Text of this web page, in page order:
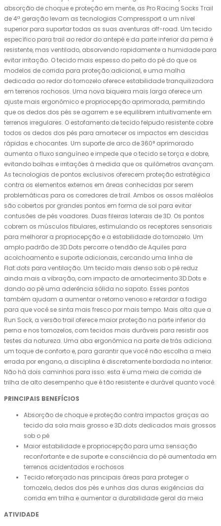
absorção de choque e proteção em mente, as Pro Racing Socks Trail
de 4ª geração levam as tecnologias Compressport a um nível
superior para suportar todas as suas aventuras off-road. Um tecido
específico para trail ao redor do antepé e da parte inferior da perna é
resistente, mas ventilado, absorvendo rapidamente a humidade para
evitar irritação. O tecido mais espesso do peito do pé do que os
modelos de corrida para proteção adicional, e uma malha
dedicada ao redor do tornozelo oferece estabilidade tranquilizadora
em terrenos rochosos. Uma nova biqueira mais larga oferece um
ajuste mais ergonômico e propriocepção aprimorada, permitindo
que os dedos dos pés se agarrem e se equilibrem intuitivamente em
terrenos irregulares. O estofamento de tecido felpudo resistente cobre
todos os dedos dos pés para amortecer os impactos em descidas
rápidas e chocantes. Um suporte de arco de 360° aprimorado
aumenta o fluxo sanguíneo e impede que o tecido se torça e dobre,
evitando bolhas e irritações à medida que os quilômetros avançam.
As tecnologias de pontos exclusivos oferecem proteção estratégica
contra os elementos externos em áreas conhecidas por serem
problemáticas para os corredores de trail. Ambos os ossos maléolos
são cobertos por grandes pontos em forma de sol para evitar
contusões de pés voadores. Duas fileiras laterais de 3D. Os pontos
cobrem os músculos fibulares, estimulando os receptores sensoriais
para melhorar a propriocepção e a estabilidade do tornozelo. Um
amplo padrão de 3D.Dots percorre o tendão de Aquiles para
acolchoamento e suporte adicionais, cercando uma linha de
Flat.dots para ventilação. Um tecido mais denso sob o pé reduz
ainda mais a vibração, com impacto de amortecimento 3D.Dots e
dando ao pé uma aderência sólida no sapato. Esses pontos
também ajudam a aumentar o retorno venoso e retardar a fadiga
para que você se sinta mais fresco por mais tempo. Mais alta que a
Run Sock, a versão trail oferece maior proteção na parte inferior da
perna e nos tornozelos, com tecidos mais duráveis ​​para resistir aos
testes da natureza. Uma aba ergonômica na parte de trás adiciona
um toque de conforto e, para garantir que você não escolha a meia
errada por engano, a disciplina é discretamente bordada no interior.
Não há dois caminhos para isso: esta é uma meia de corrida de
trilha de alto desempenho que é tão resistente e durável quanto você.
PRINCIPAIS BENEFÍCIOS
Absorção de choque e proteção contra impactos graças ao
tecido da sola mais grosso e 3D.dots dedicados mais grossos
sob o pé
Maior estabilidade e propriocepção para uma sensação
reconfortante e de suporte e consciência do pé aumentada em
terrenos acidentados e rochosos
Tecido reforçado nas principais áreas para proteger o
tornozelo, dedos dos pés e unhas das duras exigências da
corrida em trilha e aumentar a durabilidade geral da meia
ATIVIDADE